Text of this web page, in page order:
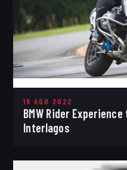
18 AGO 2022
BMW Rider
Interlagos